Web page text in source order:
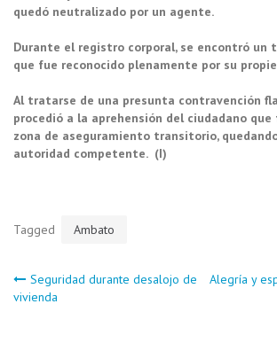
quedó neutralizado por un agente.
Durante el registro corporal, se encontró un
que fue reconocido plenamente por su
Al tratarse de una presunta contravención
procedió a la aprehensión del ciudadano
zona de aseguramiento transitorio,
autoridad competente. (I)
Tagged Ambato
Navegación
Seguridad durante desalojo de
vivienda
Alegría y